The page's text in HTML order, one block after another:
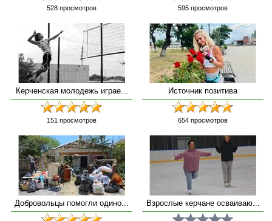
528 просмотров 595 просмотров
Керченская молодежь играе...
151 просмотров
Источник позитива
654 просмотров
Добровольцы помогли одино... Взрослые керчане осваиваю...